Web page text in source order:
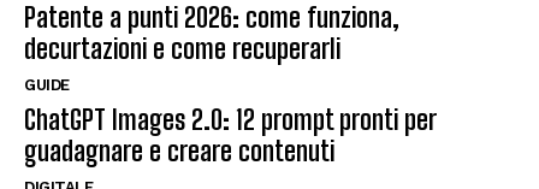
Patente a punti 2026: come funziona,
decurtazioni e come recuperarli
GUIDE
ChatGPT Images 2.0: 12 prompt pronti per
guadagnare e creare contenuti